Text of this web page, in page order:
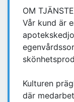
OM
Vår kund är
Kulturen
där